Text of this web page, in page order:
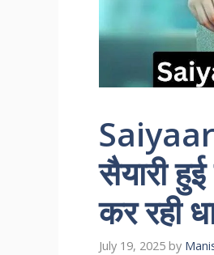
सैयारी
कर रही
July 19, 2025 by